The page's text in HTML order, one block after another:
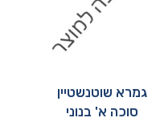
גמרא שוטנשטיין
סוכה א' בנוני